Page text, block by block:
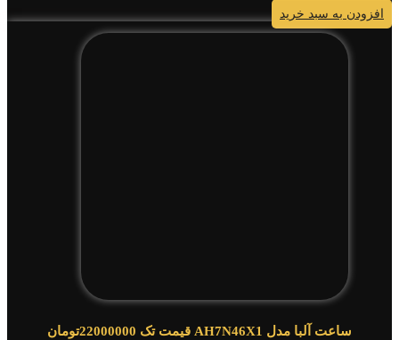
افزودن به سبد خرید
ساعت آلبا مدل AH7N46X1 قیمت تک 22000000تومان